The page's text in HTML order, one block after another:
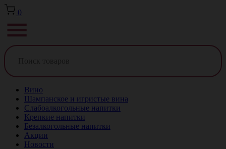
0
Вино
Шампанское и игристые вина
Слабоалкогольные напитки
Крепкие напитки
Безалкогольные напитки
Акции
Новости